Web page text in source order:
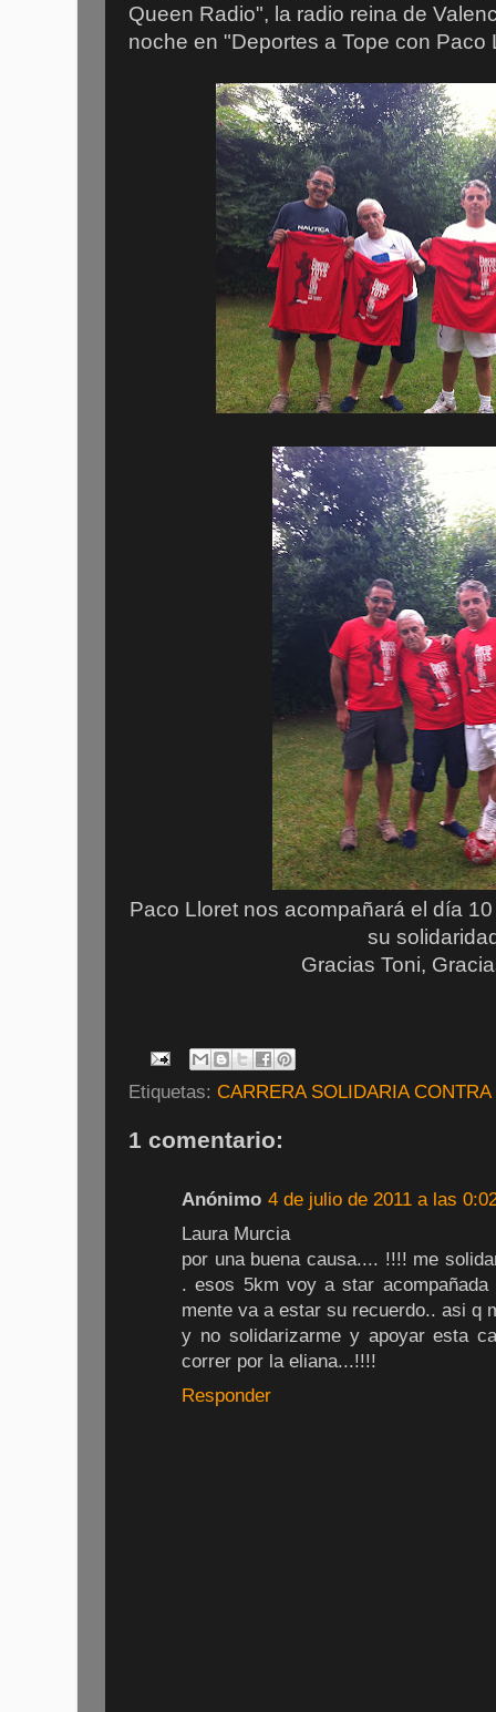
Queen Radio", la radio reina de
noche en "Deportes a Tope con Paco
Paco Lloret nos acompañará el día
su
Gracias Toni,
Etiquetas: CARRERA SOLIDARIA
1 comentario:
Anónimo 4 de julio de 2011 a las
Laura Murcia
por una buena causa.... !!!! me
. esos 5km voy a star
mente va a estar su recuerdo.. asi q
y no solidarizarme y apoyar esta
correr por la eliana...!!!!
Responder